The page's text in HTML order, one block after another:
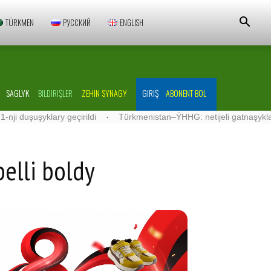
TÜRKMEN РУССКИЙ ENGLISH
SAGLYK BILDIRIŞLER ZEHIN SYNAGY GIRIŞ ABONENT BOL
geçirildi · Türkmenistan–ÝHHG: netijeli gatnaşyklar ösdürilýär
boldy